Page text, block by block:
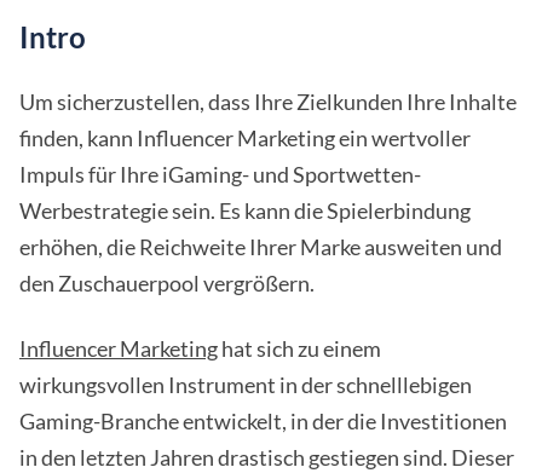
Intro
Um sicherzustellen, dass Ihre Zielkunden Ihre Inhalte
finden, kann Influencer Marketing ein wertvoller
Impuls für Ihre iGaming- und Sportwetten-
Werbestrategie sein. Es kann die Spielerbindung
erhöhen, die Reichweite Ihrer Marke ausweiten und
den Zuschauerpool vergrößern.
Influencer Marketinghat sich zu einem
wirkungsvollen Instrument in der schnelllebigen
Gaming-Branche entwickelt, in der die Investitionen
in den letzten Jahren drastisch gestiegen sind. Dieser